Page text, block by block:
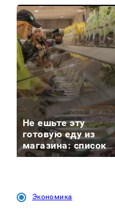
Не ешьте эту
готовую еду из
магазина: список
Экономика